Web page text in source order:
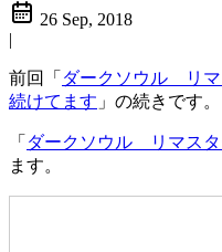
26 Sep, 2018
|
前回「 ダークソウル リ
続けてます 」の続きです。
「 ダークソウル リマス
ます。